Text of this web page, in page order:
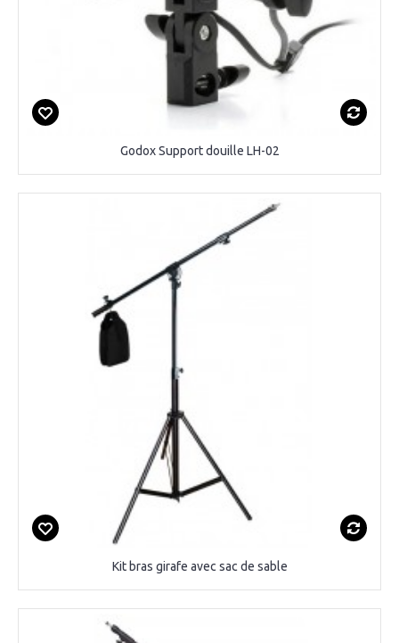
Godox Support douille LH-02
Kit bras girafe avec sac de sable